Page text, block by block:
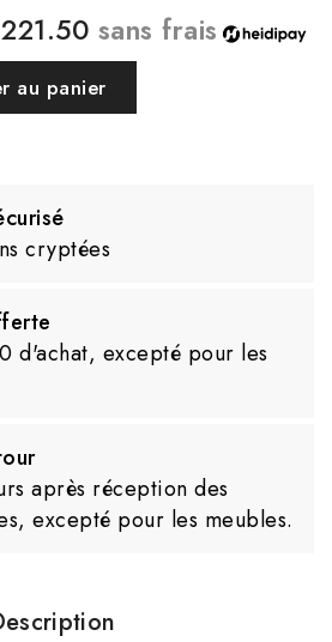
sans frais
au panier
cryptées
d'achat, excepté pour les
après réception des
excepté pour les meubles.